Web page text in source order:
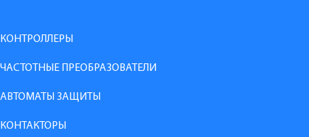
КОНТРОЛЛЕРЫ
ЧАСТОТНЫЕ ПРЕОБРАЗОВАТЕЛИ
АВТОМАТЫ ЗАЩИТЫ
КОНТАКТОРЫ